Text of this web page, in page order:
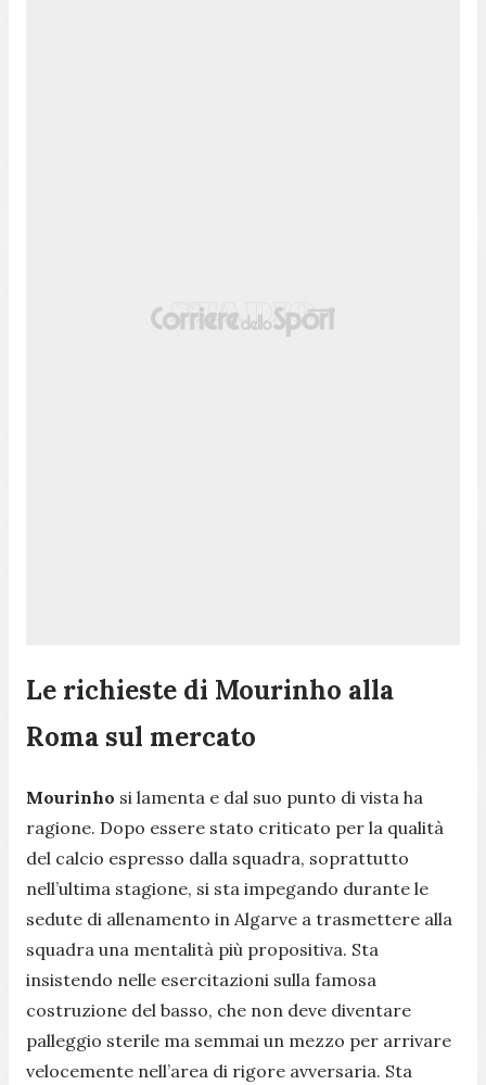
Le richieste di Mourinho alla
Roma sul mercato
Mourinho si lamenta e dal suo punto di vista ha
ragione. Dopo essere stato criticato per la qualità
del calcio espresso dalla squadra, soprattutto
nell’ultima stagione, si sta impegando durante le
sedute di allenamento in Algarve a trasmettere alla
squadra una mentalità più propositiva. Sta
insistendo nelle esercitazioni sulla famosa
costruzione del basso, che non deve diventare
palleggio sterile ma semmai un mezzo per arrivare
velocemente nell’area di rigore avversaria. Sta